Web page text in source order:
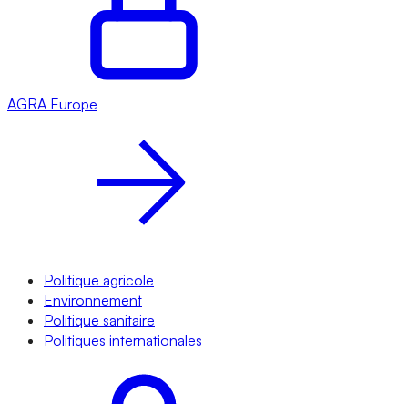
AGRA Europe
Politique agricole
Environnement
Politique sanitaire
Politiques internationales